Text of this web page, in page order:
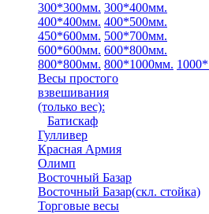
300*300мм. 300*400мм.
400*400мм. 400*500мм.
450*600мм. 500*700мм.
600*600мм. 600*800мм.
800*800мм. 800*1000мм.
Весы простого
взвешивания
(только вес):
Батискаф
Гулливер
Красная Армия
Олимп
Восточный Базар
Восточный Базар(скл. стойка)
Торговые весы